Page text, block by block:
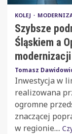
KOLEJ
Szybsze
Śląskiem a
Tomasz
Inwestycja w
realizowana
ogromne
znaczącej
w regionie....